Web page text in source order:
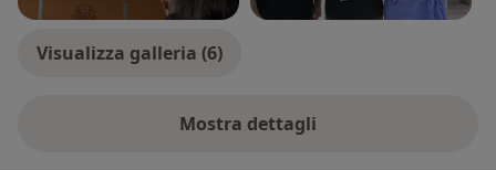
Visualizza galleria (6)
Mostra dettagli
sull'esperienza